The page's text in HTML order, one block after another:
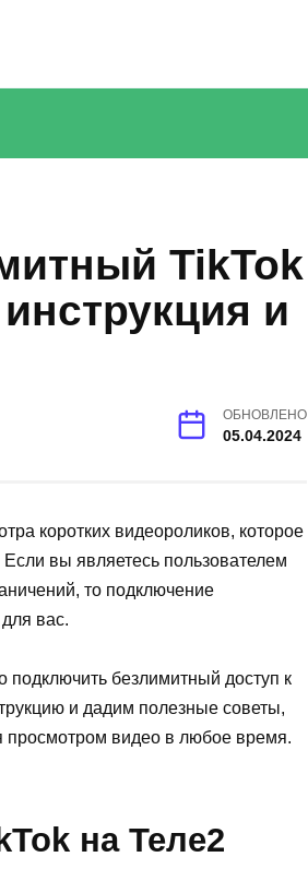
TikTok
и
ОБНОВЛЕНО
05.04.2024
коротких видеороликов, которое
вы являетесь пользователем
то подключение
вас.
подключить безлимитный доступ к
и дадим полезные советы,
просмотром видео в любое время.
на Теле2